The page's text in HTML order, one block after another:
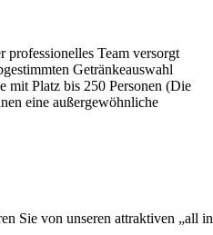
professionelles Team versorgt
Getränkeauswahl
mit Platz bis 250 Personen (Die
eine außergewöhnliche
Sie von unseren attraktiven „all